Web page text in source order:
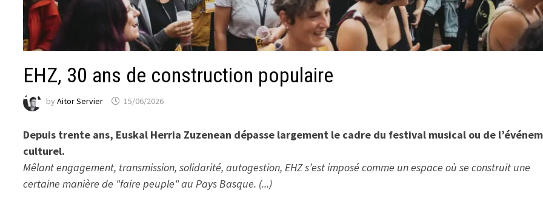
EHZ, 30 ans de construction populaire
byAitor Servier 15/06/2026
Depuis trente ans, Euskal Herria Zuzenean dépasse largement le cadre du festival musical ou de
culturel.
Mêlant engagement, transmission, solidarité, autogestion, EHZ s’est imposé comme un espace où se construit une
certaine manière de "faire peuple" au Pays Basque. (...)